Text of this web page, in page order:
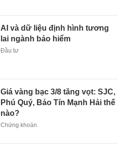
AI và dữ liệu định hình tương
lai ngành bảo hiểm
Đầu tư
Giá vàng bạc 3/8 tăng vọt: SJC,
Phú Quý, Bảo Tín Mạnh Hải thế
nào?
Chứng khoán